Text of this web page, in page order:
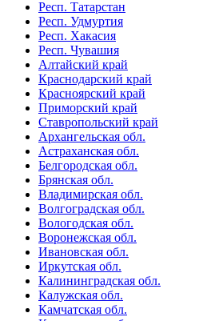
Респ. Татарстан
Респ. Удмуртия
Респ. Хакасия
Респ. Чувашия
Алтайский край
Краснодарский край
Красноярский край
Приморский край
Ставропольский край
Архангельская обл.
Астраханская обл.
Белгородская обл.
Брянская обл.
Владимирская обл.
Волгоградская обл.
Вологодская обл.
Воронежская обл.
Ивановская обл.
Иркутская обл.
Калининградская обл.
Калужская обл.
Камчатская обл.